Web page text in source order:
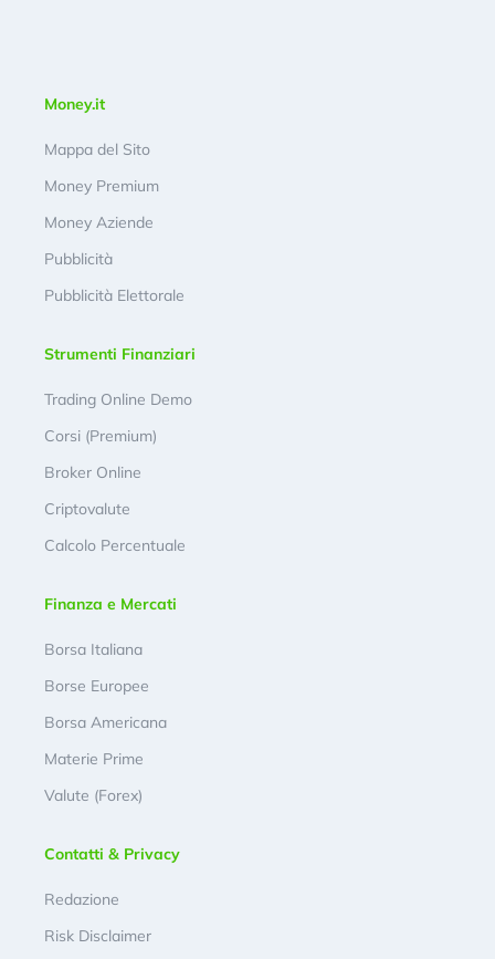
Money.it
Mappa del Sito
Money Premium
Money Aziende
Pubblicità
Pubblicità Elettorale
Strumenti Finanziari
Trading Online Demo
Corsi (Premium)
Broker Online
Criptovalute
Calcolo Percentuale
Finanza e Mercati
Borsa Italiana
Borse Europee
Borsa Americana
Materie Prime
Valute (Forex)
Contatti & Privacy
Redazione
Risk Disclaimer